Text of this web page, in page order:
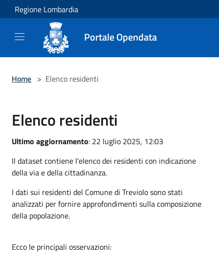
Salta al contenuto principale
Regione Lombardia
Portale Opendata
Home > Elenco residenti
Elenco residenti
Ultimo aggiornamento: 22 luglio 2025, 12:03
Il dataset contiene l'elenco dei residenti con indicazione
della via e della cittadinanza.
I dati sui residenti del Comune di Treviolo sono stati
analizzati per fornire approfondimenti sulla composizione
della popolazione.
Ecco le principali osservazioni: